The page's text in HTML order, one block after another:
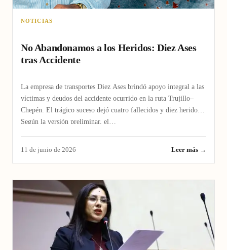
NOTICIAS
No Abandonamos a los Heridos: Diez Ases
tras Accidente
La empresa de transportes Diez Ases brindó apoyo integral a las
víctimas y deudos del accidente ocurrido en la ruta Trujillo–
Chepén. El trágico suceso dejó cuatro fallecidos y diez heridos.
Según la versión preliminar, el…
11 de junio de 2026 Leer más →